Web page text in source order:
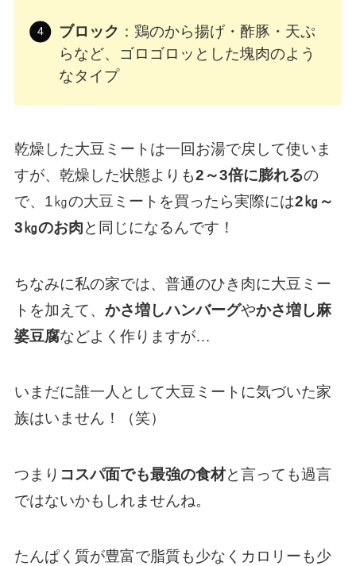
ブロック ：鶏のから揚げ・酢豚・天ぷ
らなど、ゴロゴロッとした塊肉のよう
なタイプ
乾燥した大豆ミートは一回お湯で戻して使いま
すが、乾燥した状態よりも2～3倍に膨れるの
で、1㎏の大豆ミートを買ったら実際には2㎏～
3㎏のお肉と同じになるんです！
ちなみに私の家では、普通のひき肉に大豆ミー
トを加えて、 かさ増しハンバーグやかさ増し麻
婆豆腐などよく作りますが…
いまだに誰一人として大豆ミートに気づいた家
族はいません！（笑）
つまり コスパ面でも最強の食材と言っても過言
ではないかもしれませんね。
たんぱく質が豊富で脂質も少なくカロリーも少